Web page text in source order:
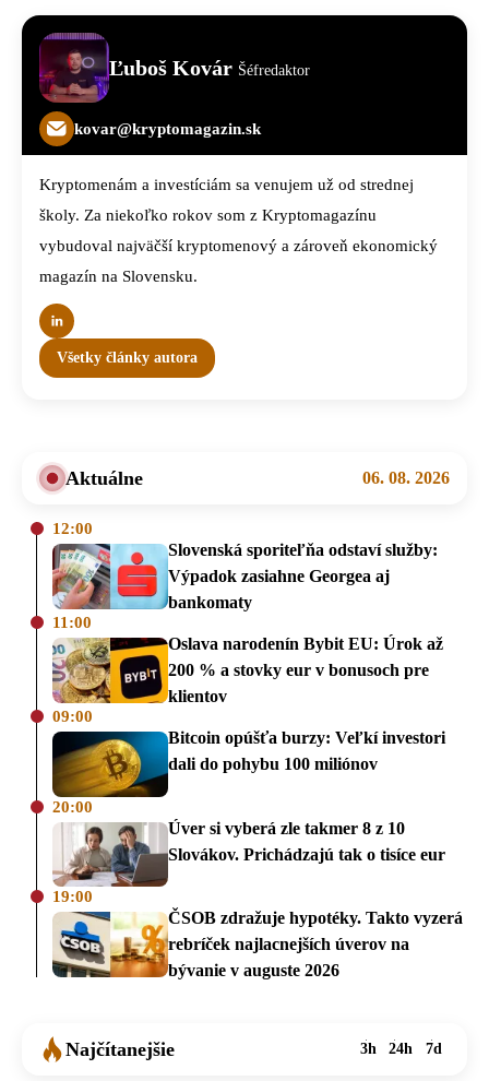
Ľuboš Kovár Šéfredaktor
kovar@kryptomagazin.sk
Kryptomenám a investíciám sa venujem už od strednej
školy. Za niekoľko rokov som z Kryptomagazínu
vybudoval najväčší kryptomenový a zároveň ekonomický
magazín na Slovensku.
Všetky články autora
Aktuálne 06. 08. 2026
12:00
Slovenská sporiteľňa odstaví služby:
Výpadok zasiahne Georgea aj
bankomaty
11:00
Oslava narodenín Bybit EU: Úrok až
200 % a stovky eur v bonusoch pre
klientov
09:00
Bitcoin opúšťa burzy: Veľkí investori
dali do pohybu 100 miliónov
20:00
Úver si vyberá zle takmer 8 z 10
Slovákov. Prichádzajú tak o tisíce eur
19:00
ČSOB zdražuje hypotéky. Takto vyzerá
rebríček najlacnejších úverov na
bývanie v auguste 2026
Najčítanejšie 3h 24h 7d